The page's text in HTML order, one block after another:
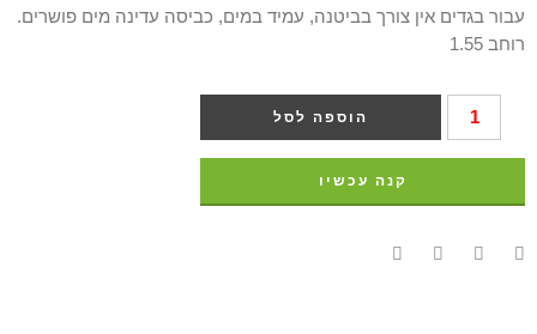
עבור בגדים אין צורך בביטנה, עמיד במים, כביסה עדינה מים פושרים.
רוחב 1.55
הוספה לסל
קנה עכשיו